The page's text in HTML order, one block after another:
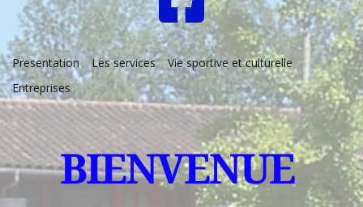
Presentation Les services
Vie sportive et culturelle
Entreprises
BIENVENUE